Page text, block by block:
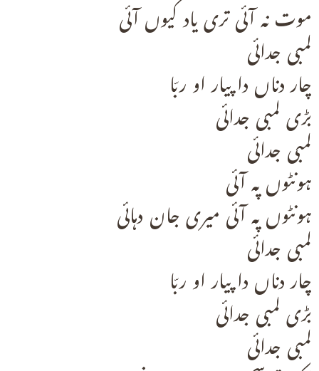
موت نہ آئی تری یاد کیوں آئی
لمبی جدائی
چار دناں دا پیار او ربّا
بڑی لمبی جدائی
لمبی جدائی
ہونٹوں پہ آئی
ہونٹوں پہ آئی میری جان دہائی
لمبی جدائی
چار دناں دا پیار او ربّا
بڑی لمبی جدائی
لمبی جدائی